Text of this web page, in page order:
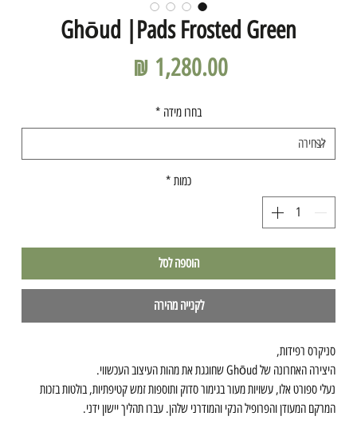
Ghōud |Pads Frosted Green
בחרו מידה *
כמות *
הוספה לסל
לקנייה מהירה
סניקרס רפידות,
היצירה האחרונה של Ghōud שחוגגת את מהות העיצוב העכשווי.
נעלי ספורט אלו, עשויות מעור בגימור סדוק ותוספות זמש קטיפתיות, בולטות בזכות
המרקם המעודן והפרופיל הנקי והמודרני שלהן. עברו תהליך יישון ידני.